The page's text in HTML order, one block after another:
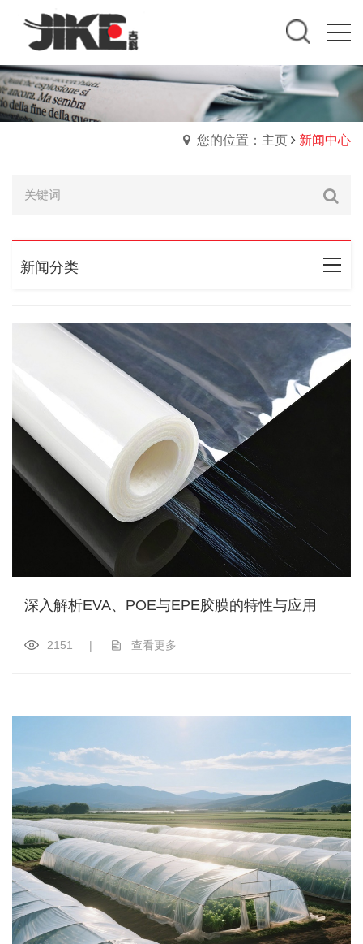
您的位置：主页 新闻中心
新闻分类
深入解析EVA、POE与EPE胶膜的特性与应用
2151 | 查看更多